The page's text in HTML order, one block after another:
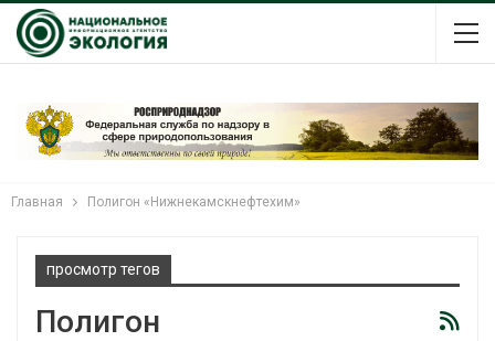
Главная Полигон «Нижнекамскнефтехим»
просмотр тегов
Полигон